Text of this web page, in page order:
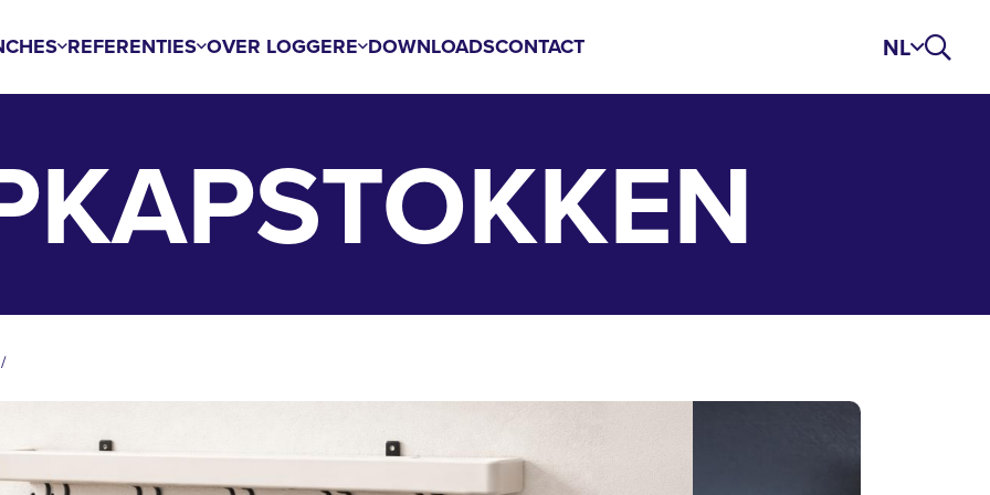
REFERENTIES OVER LOGGERE DOWNLOADSCONTACT NL